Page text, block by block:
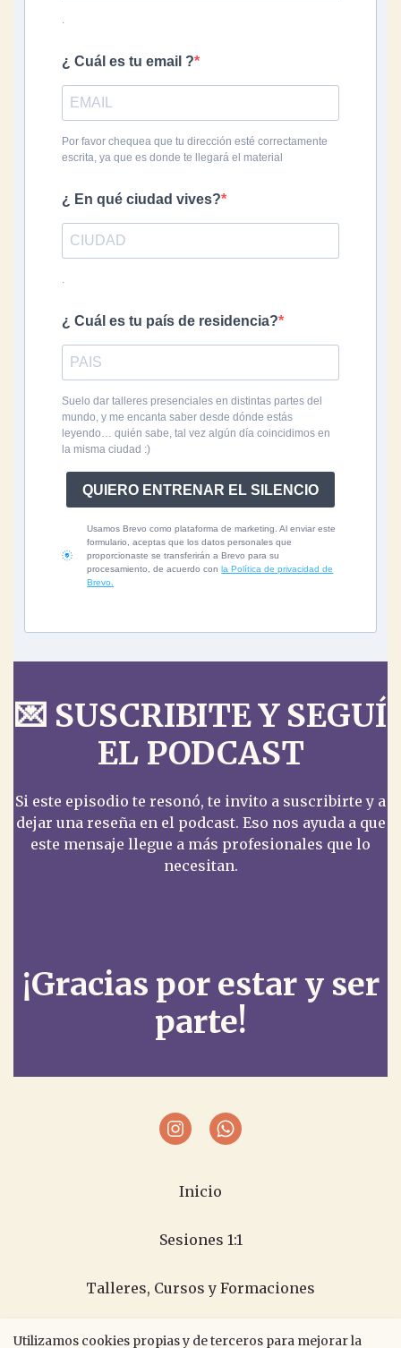
.
¿ Cuál es tu email ?
Por favor chequea que tu dirección esté correctamente
escrita, ya que es donde te llegará el material
¿ En qué ciudad vives?
.
¿ Cuál es tu país de residencia?
Suelo dar talleres presenciales en distintas partes del
mundo, y me encanta saber desde dónde estás
leyendo… quién sabe, tal vez algún día coincidimos en
la misma ciudad :)
QUIERO ENTRENAR EL SILENCIO
Usamos Brevo como plataforma de marketing. Al enviar este
formulario, aceptas que los datos personales que
proporcionaste se transferirán a Brevo para su
procesamiento, de acuerdo conla Política de privacidad de
Brevo.
💌 SUSCRIBITE Y SEGUÍ
EL PODCAST
Si este episodio te resonó, te invito a suscribirte y a
dejar una reseña en el podcast. Eso nos ayuda a que
este mensaje llegue a más profesionales que lo
necesitan.
¡Gracias por estar y ser
parte!
Inicio
Sesiones 1:1
Talleres, Cursos y Formaciones
ACOMPAÑAR - PODCAST
Utilizamos cookies propias y de terceros para mejorar la